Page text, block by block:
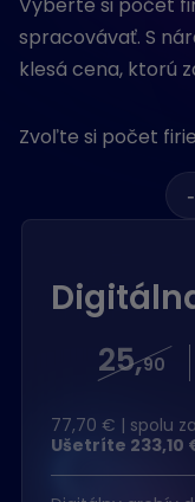
spracovávať. S
klesá cena, ktorú
Zvoľte si počet
25,90
77,70 € | spolu
Ušetríte 233,10